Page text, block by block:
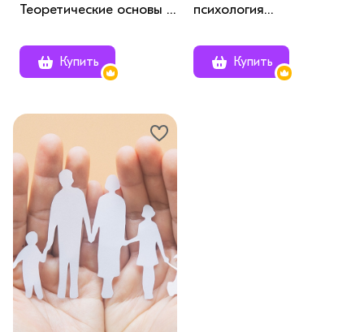
Теоретические основы и
применение
Купить
психология
Купить